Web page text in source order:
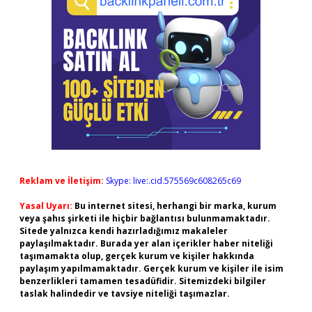
Reklam ve İletişim: Skype: live:.cid.575569c608265c69
Yasal Uyarı: Bu internet sitesi, herhangi bir marka, kurum
veya şahıs şirketi ile hiçbir bağlantısı bulunmamaktadır.
Sitede yalnızca kendi hazırladığımız makaleler
paylaşılmaktadır. Burada yer alan içerikler haber niteliği
taşımamakta olup, gerçek kurum ve kişiler hakkında
paylaşım yapılmamaktadır. Gerçek kurum ve kişiler ile isim
benzerlikleri tamamen tesadüfidir. Sitemizdeki bilgiler
taslak halindedir ve tavsiye niteliği taşımazlar.